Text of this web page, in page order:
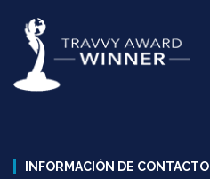
INFORMACIÓN DE CONTACTO